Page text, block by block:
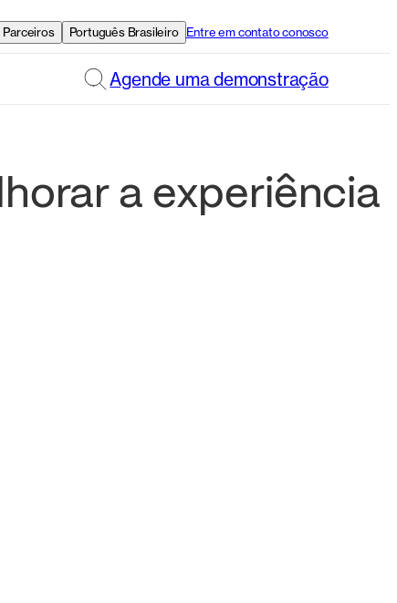
Parceiros Português Brasileiro Entre em contato conosco
Agende uma demonstração
a experiência